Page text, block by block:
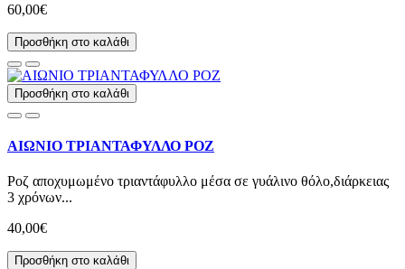
60,00€
Προσθήκη στο καλάθι
Προσθήκη στο καλάθι
ΑΙΩΝΙΟ ΤΡΙΑΝΤΑΦΥΛΛΟ ΡΟΖ
Ροζ αποχυμωμένο τριαντάφυλλο μέσα σε γυάλινο θόλο,διάρκειας
3 χρόνων...
40,00€
Προσθήκη στο καλάθι